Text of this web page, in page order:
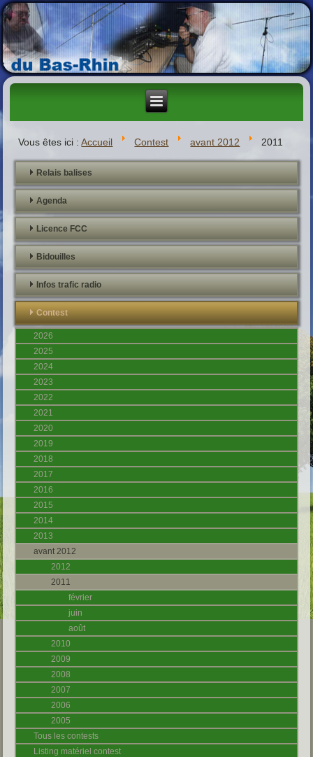
Vous êtes ici :Accueil Contest avant 2012 2011
Relais balises
Agenda
Licence FCC
Bidouilles
Infos trafic radio
Contest
2026
2025
2024
2023
2022
2021
2020
2019
2018
2017
2016
2015
2014
2013
avant 2012
2012
2011
février
juin
août
2010
2009
2008
2007
2006
2005
Tous les contests
Listing matériel contest